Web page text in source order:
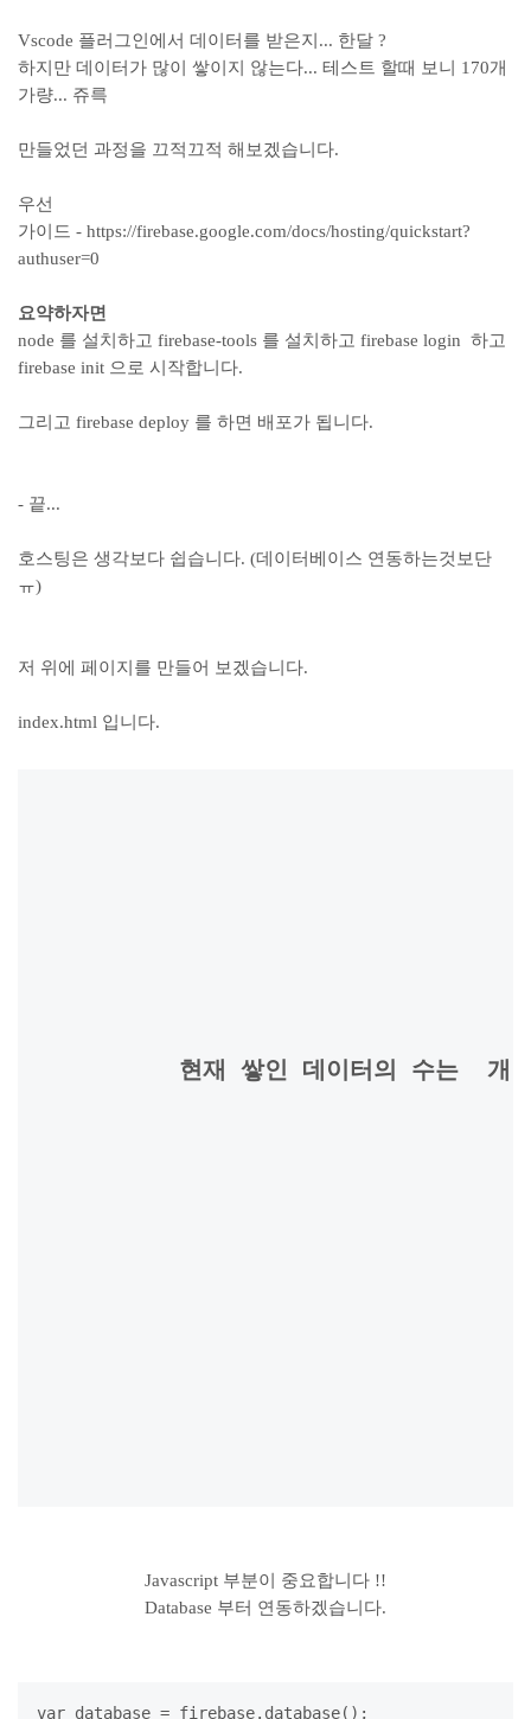
Vscode 플러그인에서 데이터를 받은지... 한달 ?
하지만 데이터가 많이 쌓이지 않는다... 테스트 할때 보니 170개
가량... 쥬륵
만들었던 과정을 끄적끄적 해보겠습니다.
우선
가이드 - https://firebase.google.com/docs/hosting/quickstart?
authuser=0
요약하자면
node 를 설치하고 firebase-tools 를 설치하고 firebase login 하고
firebase init 으로 시작합니다.
그리고 firebase deploy 를 하면 배포가 됩니다.
- 끝...
호스팅은 생각보다 쉽습니다. (데이터베이스 연동하는것보단
ㅠ)
저 위에 페이지를 만들어 보겠습니다.
index.html 입니다.
          현재 쌓인 데이터의 수는
개
Javascript 부분이 중요합니다 !!
Database 부터 연동하겠습니다.
var database = firebase.database();